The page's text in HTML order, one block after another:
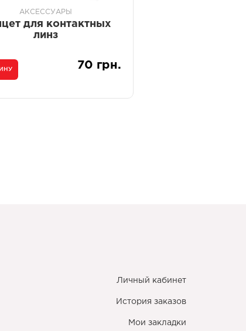
АКСЕССУАРЫ
для контактных
линз
70 грн.
Личный кабинет
История заказов
Мои закладки